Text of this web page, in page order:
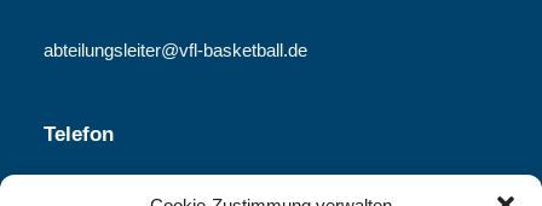
abteilungsleiter@vfl-basketball.de
Telefon
06251-840 340